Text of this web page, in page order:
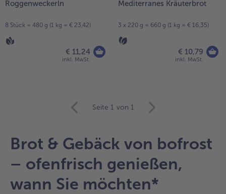
Roggenweckerln
8 Stück = 480 g (1 kg = € 23,42)
€ 11,24
inkl. MwSt.
Mediterranes Kräuterbrot
3 x 220 g = 660 g (1 kg = € 16,35)
€ 10,79
inkl. MwSt.
Übersicht.
befinden
26
Seite 1 von 1
Brot & Gebäck von bofrost
– ofenfrisch genießen,
wann Sie möchten*